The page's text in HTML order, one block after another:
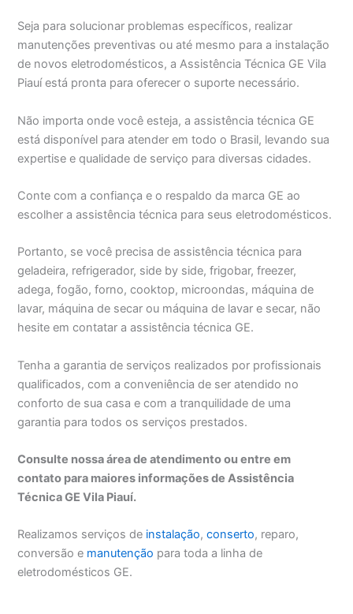
Seja para solucionar problemas específicos, realizar
manutenções preventivas ou até mesmo para a instalação
de novos eletrodomésticos, a Assistência Técnica GE Vila
Piauí está pronta para oferecer o suporte necessário.
Não importa onde você esteja, a assistência técnica GE
está disponível para atender em todo o Brasil, levando sua
expertise e qualidade de serviço para diversas cidades.
Conte com a confiança e o respaldo da marca GE ao
escolher a assistência técnica para seus eletrodomésticos.
Portanto, se você precisa de assistência técnica para
geladeira, refrigerador, side by side, frigobar, freezer,
adega, fogão, forno, cooktop, microondas, máquina de
lavar, máquina de secar ou máquina de lavar e secar, não
hesite em contatar a assistência técnica GE.
Tenha a garantia de serviços realizados por profissionais
qualificados, com a conveniência de ser atendido no
conforto de sua casa e com a tranquilidade de uma
garantia para todos os serviços prestados.
Consulte nossa área de atendimento ou entre em
contato para maiores informações de Assistência
Técnica GE Vila Piauí.
Realizamos serviços de instalação,conserto, reparo,
conversão e manutenção para toda a linha de
eletrodomésticos GE.